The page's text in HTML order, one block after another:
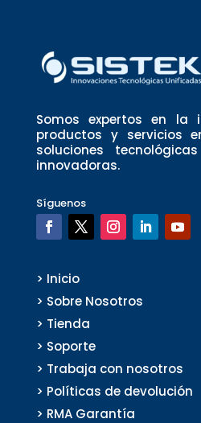
Somos expertos en la
productos y servicios
soluciones
innovadoras.
Síguenos
> Inicio
> Sobre Nosotros
> Tienda
> Soporte
> Trabaja con nosotros
> Políticas de devolución
> RMA Garantía